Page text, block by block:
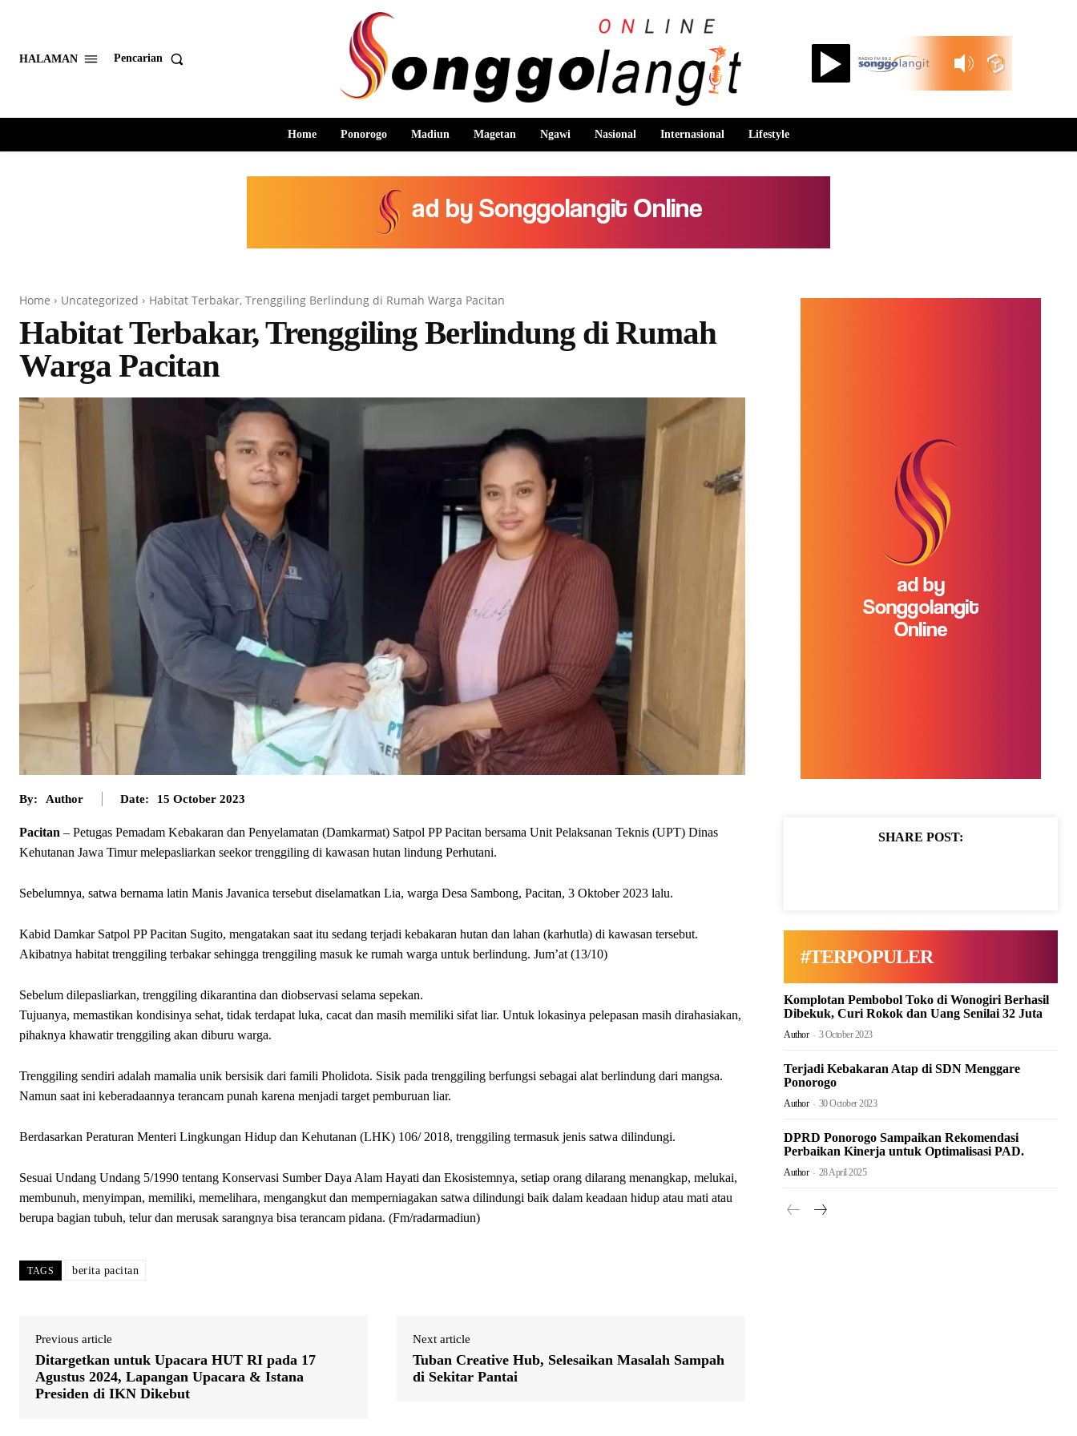
HALAMAN Pencarian
Home Ponorogo Madiun Magetan Ngawi Nasional Internasional Lifestyle
Home Uncategorized Habitat Terbakar, Trenggiling Berlindung di Rumah Warga Pacitan
Habitat Terbakar, Trenggiling Berlindung di Rumah
Warga Pacitan
By: Author Date: 15 October 2023
Pacitan – Petugas Pemadam Kebakaran dan Penyelamatan (Damkarmat) Satpol PP Pacitan bersama Unit Pelaksanan Teknis (UPT) Dinas
Kehutanan Jawa Timur melepasliarkan seekor trenggiling di kawasan hutan lindung Perhutani.
Sebelumnya, satwa bernama latin Manis Javanica tersebut diselamatkan Lia, warga Desa Sambong, Pacitan, 3 Oktober 2023 lalu.
Kabid Damkar Satpol PP Pacitan Sugito, mengatakan saat itu sedang terjadi kebakaran hutan dan lahan (karhutla) di kawasan tersebut.
Akibatnya habitat trenggiling terbakar sehingga trenggiling masuk ke rumah warga untuk berlindung. Jum’at (13/10)
Sebelum dilepasliarkan, trenggiling dikarantina dan diobservasi selama sepekan.
Tujuanya, memastikan kondisinya sehat, tidak terdapat luka, cacat dan masih memiliki sifat liar. Untuk lokasinya pelepasan masih dirahasiakan,
pihaknya khawatir trenggiling akan diburu warga.
Trenggiling sendiri adalah mamalia unik bersisik dari famili Pholidota. Sisik pada trenggiling berfungsi sebagai alat berlindung dari mangsa.
Namun saat ini keberadaannya terancam punah karena menjadi target pemburuan liar.
Berdasarkan Peraturan Menteri Lingkungan Hidup dan Kehutanan (LHK) 106/ 2018, trenggiling termasuk jenis satwa dilindungi.
Sesuai Undang Undang 5/1990 tentang Konservasi Sumber Daya Alam Hayati dan Ekosistemnya, setiap orang dilarang menangkap, melukai,
membunuh, menyimpan, memiliki, memelihara, mengangkut dan memperniagakan satwa dilindungi baik dalam keadaan hidup atau mati atau
berupa bagian tubuh, telur dan merusak sarangnya bisa terancam pidana. (Fm/radarmadiun)
TAGS berita pacitan
Previous article
Ditargetkan untuk Upacara HUT RI pada 17
Agustus 2024, Lapangan Upacara & Istana
Presiden di IKN Dikebut
Next article
Tuban Creative Hub, Selesaikan Masalah Sampah
di Sekitar Pantai
SHARE POST:
#TERPOPULER
Komplotan Pembobol Toko di Wonogiri Berhasil
Dibekuk, Curi Rokok dan Uang Senilai 32 Juta
Author - 3 October 2023
Terjadi Kebakaran Atap di SDN Menggare
Ponorogo
Author - 30 October 2023
DPRD Ponorogo Sampaikan Rekomendasi
Perbaikan Kinerja untuk Optimalisasi PAD.
Author - 28 April 2025